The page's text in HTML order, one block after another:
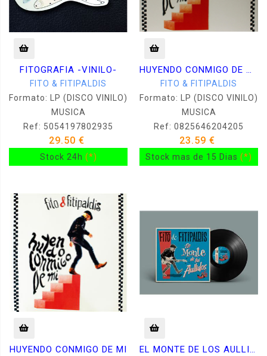
FITOGRAFIA -VINILO-
FITO & FITIPALDIS
Formato: LP (DISCO VINILO)
MUSICA
Ref: 5054197802935
29.50 €
Stock 24h (*)
HUYENDO CONMIGO DE MI -VINILO + CD-
FITO & FITIPALDIS
Formato: LP (DISCO VINILO)
MUSICA
Ref: 0825646204205
23.59 €
Stock mas de 15 Dias (*)
HUYENDO CONMIGO DE MI EL MONTE DE LOS AULLIDOS -VINILO-